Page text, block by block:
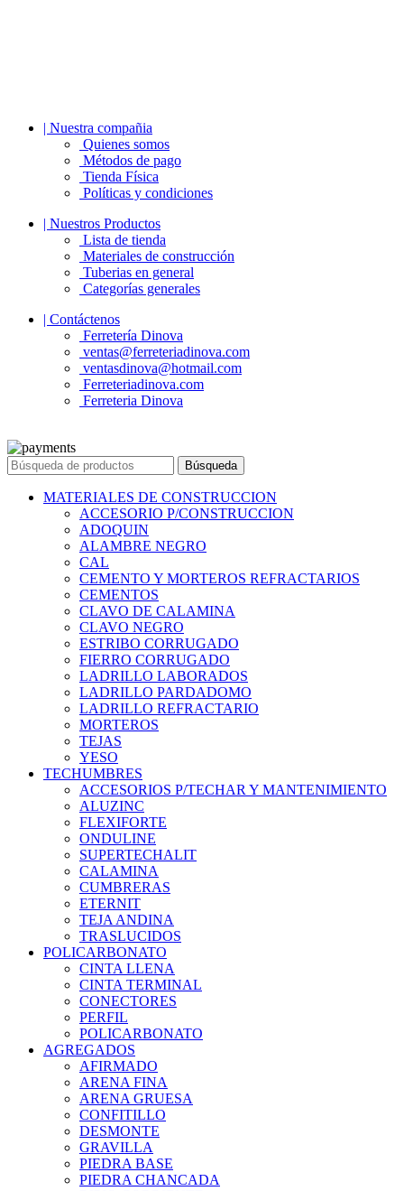
| Nuestra compañia
Quienes somos
Métodos de pago
Tienda Física
Políticas y condiciones
| Nuestros Productos
Lista de tienda
Materiales de construcción
Tuberias en general
Categorías generales
| Contáctenos
Ferretería Dinova
ventas@ferreteriadinova.com
ventasdinova@hotmail.com
Ferreteriadinova.com
Ferreteria Dinova
Búsqueda
MATERIALES DE CONSTRUCCION
ACCESORIO P/CONSTRUCCION
ADOQUIN
ALAMBRE NEGRO
CAL
CEMENTO Y MORTEROS REFRACTARIOS
CEMENTOS
CLAVO DE CALAMINA
CLAVO NEGRO
ESTRIBO CORRUGADO
FIERRO CORRUGADO
LADRILLO LABORADOS
LADRILLO PARDADOMO
LADRILLO REFRACTARIO
MORTEROS
TEJAS
YESO
TECHUMBRES
ACCESORIOS P/TECHAR Y MANTENIMIENTO
ALUZINC
FLEXIFORTE
ONDULINE
SUPERTECHALIT
CALAMINA
CUMBRERAS
ETERNIT
TEJA ANDINA
TRASLUCIDOS
POLICARBONATO
CINTA LLENA
CINTA TERMINAL
CONECTORES
PERFIL
POLICARBONATO
AGREGADOS
AFIRMADO
ARENA FINA
ARENA GRUESA
CONFITILLO
DESMONTE
GRAVILLA
PIEDRA BASE
PIEDRA CHANCADA